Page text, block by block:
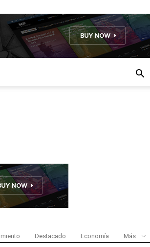
Destacado Economía Más